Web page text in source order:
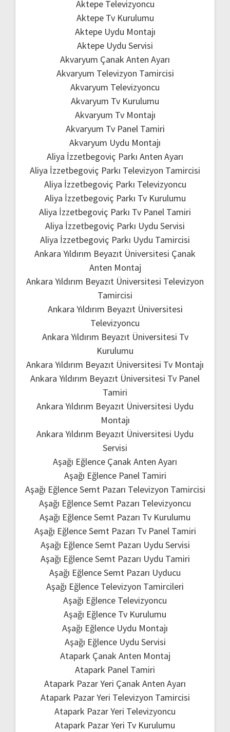
Aktepe Televizyoncu
Aktepe Tv Kurulumu
Aktepe Uydu Montajı
Aktepe Uydu Servisi
Akvaryum Çanak Anten Ayarı
Akvaryum Televizyon Tamircisi
Akvaryum Televizyoncu
Akvaryum Tv Kurulumu
Akvaryum Tv Montajı
Akvaryum Tv Panel Tamiri
Akvaryum Uydu Montajı
Aliya İzzetbegoviç Parkı Anten Ayarı
Aliya İzzetbegoviç Parkı Televizyon Tamircisi
Aliya İzzetbegoviç Parkı Televizyoncu
Aliya İzzetbegoviç Parkı Tv Kurulumu
Aliya İzzetbegoviç Parkı Tv Panel Tamiri
Aliya İzzetbegoviç Parkı Uydu Servisi
Aliya İzzetbegoviç Parkı Uydu Tamircisi
Ankara Yıldırım Beyazıt Üniversitesi Çanak
Anten Montaj
Ankara Yıldırım Beyazıt Üniversitesi Televizyon
Tamircisi
Ankara Yıldırım Beyazıt Üniversitesi
Televizyoncu
Ankara Yıldırım Beyazıt Üniversitesi Tv
Kurulumu
Ankara Yıldırım Beyazıt Üniversitesi Tv Montajı
Ankara Yıldırım Beyazıt Üniversitesi Tv Panel
Tamiri
Ankara Yıldırım Beyazıt Üniversitesi Uydu
Montajı
Ankara Yıldırım Beyazıt Üniversitesi Uydu
Servisi
Aşağı Eğlence Çanak Anten Ayarı
Aşağı Eğlence Panel Tamiri
Aşağı Eğlence Semt Pazarı Televizyon Tamircisi
Aşağı Eğlence Semt Pazarı Televizyoncu
Aşağı Eğlence Semt Pazarı Tv Kurulumu
Aşağı Eğlence Semt Pazarı Tv Panel Tamiri
Aşağı Eğlence Semt Pazarı Uydu Servisi
Aşağı Eğlence Semt Pazarı Uydu Tamiri
Aşağı Eğlence Semt Pazarı Uyducu
Aşağı Eğlence Televizyon Tamircileri
Aşağı Eğlence Televizyoncu
Aşağı Eğlence Tv Kurulumu
Aşağı Eğlence Uydu Montajı
Aşağı Eğlence Uydu Servisi
Atapark Çanak Anten Montaj
Atapark Panel Tamiri
Atapark Pazar Yeri Çanak Anten Ayarı
Atapark Pazar Yeri Televizyon Tamircisi
Atapark Pazar Yeri Televizyoncu
Atapark Pazar Yeri Tv Kurulumu